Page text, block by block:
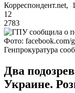
Корреспондент.net,
12
2783
Фото: facebook.com/
Генпрокуратура
Два
Украине.